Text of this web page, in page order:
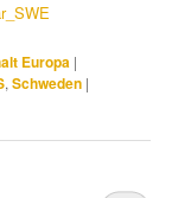
Europa |
,Schweden |